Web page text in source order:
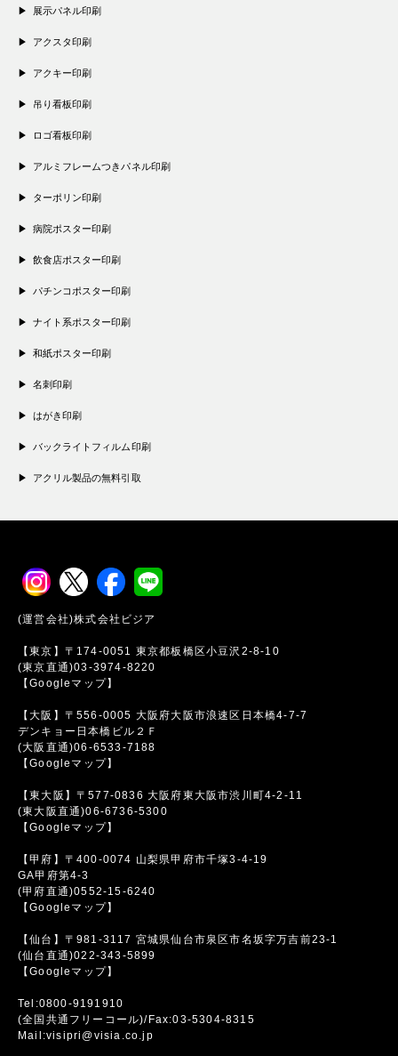
展示パネル印刷
アクスタ印刷
アクキー印刷
吊り看板印刷
ロゴ看板印刷
アルミフレームつきパネル印刷
ターポリン印刷
病院ポスター印刷
飲食店ポスター印刷
パチンコポスター印刷
ナイト系ポスター印刷
和紙ポスター印刷
名刺印刷
はがき印刷
バックライトフィルム印刷
アクリル製品の無料引取
(運営会社)株式会社ビジア
【東京】〒174-0051 東京都板橋区小豆沢2-8-10
(東京直通)03-3974-8220
【Googleマップ】
【大阪】〒556-0005 大阪府大阪市浪速区日本橋4-7-7
デンキョー日本橋ビル２Ｆ
(大阪直通)06-6533-7188
【Googleマップ】
【東大阪】〒577-0836 大阪府東大阪市渋川町4-2-11
(東大阪直通)06-6736-5300
【Googleマップ】
【甲府】〒400-0074 山梨県甲府市千塚3-4-19
GA甲府第4-3
(甲府直通)0552-15-6240
【Googleマップ】
【仙台】〒981-3117 宮城県仙台市泉区市名坂字万吉前23-1
(仙台直通)022-343-5899
【Googleマップ】
Tel:0800-9191910
(全国共通フリーコール)/Fax:03-5304-8315
Mail:visipri@visia.co.jp